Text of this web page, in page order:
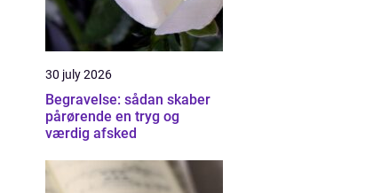
30 july 2026
Begravelse: sådan skaber
pårørende en tryg og
værdig afsked